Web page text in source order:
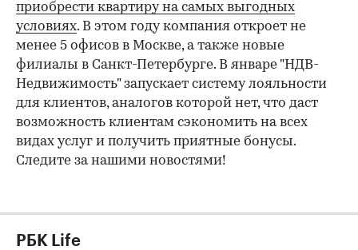
приобрести квартиру на самых выгодных
условиях. В этом году компания откроет не
менее 5 офисов в Москве, а также новые
филиалы в Санкт-Петербурге. В январе "НДВ-
Недвижимость" запускает систему лояльности
для клиентов, аналогов которой нет, что даст
возможность клиентам сэкономить на всех
видах услуг и получить приятные бонусы.
Следите за нашими новостями!
РБК Life